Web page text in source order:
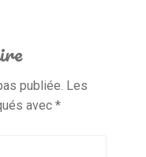
publiée. Les
avec *